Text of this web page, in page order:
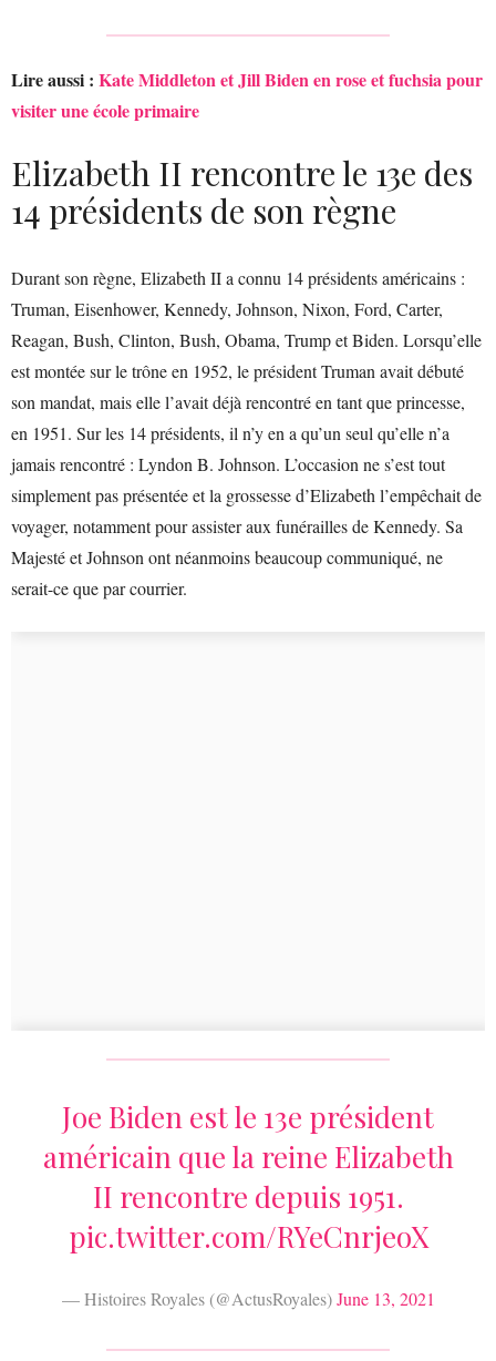
Lire aussi : Kate Middleton et Jill Biden en rose et fuchsia pour
visiter une école primaire
Elizabeth II rencontre le 13e des
14 présidents de son règne
Durant son règne, Elizabeth II a connu 14 présidents américains :
Truman, Eisenhower, Kennedy, Johnson, Nixon, Ford, Carter,
Reagan, Bush, Clinton, Bush, Obama, Trump et Biden. Lorsqu’elle
est montée sur le trône en 1952, le président Truman avait débuté
son mandat, mais elle l’avait déjà rencontré en tant que princesse,
en 1951. Sur les 14 présidents, il n’y en a qu’un seul qu’elle n’a
jamais rencontré : Lyndon B. Johnson. L’occasion ne s’est tout
simplement pas présentée et la grossesse d’Elizabeth l’empêchait de
voyager, notamment pour assister aux funérailles de Kennedy. Sa
Majesté et Johnson ont néanmoins beaucoup communiqué, ne
serait-ce que par courrier.
Joe Biden est le 13e président
américain que la reine Elizabeth
II rencontre depuis 1951.
pic.twitter.com/RYeCnrjeoX
— Histoires Royales (@ActusRoyales)June 13, 2021